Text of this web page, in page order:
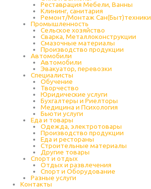
Реставрация Мебели, Ванны
Клининг, санитария
Ремонт/Монтаж Сан(Быт)техники
Промышленность
Cельское хозяйство
Сварка, Металлоконструкции
Cмазочные материалы
Производство продукции
Автомобили
Автомобили
Эвакуатор, перевозки
Специалисты
Обучение
Творчество
Юридические услуги
Бухгалтеры и Риелторы
Медицина и Психология
Бьюти услуги
Еда и товары
Одежда, электротовары
Производство продукции
Еда и рестораны
Строительные материалы
Другие товары
Спорт и отдых
Отдых и развлечения
Спорт и Оборудование
Разные услуги
Контакты